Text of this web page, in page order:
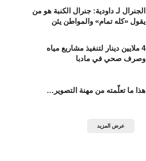
الجنرال لـ داودية: جنرال الكنبة هو من
يقول «كله تمام» والمواطن يئن
4 ملايين دينار لتنفيذ مشاريع مياه
وصرف صحي في مادبا
هذا ما تعلّمته من مهنة التصوير…
عرض المزيد